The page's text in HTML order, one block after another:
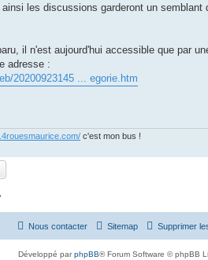
les discussions garderont un semblant
il n'est aujourd'hui accessible que par
adresse :
20200923145 ... egorie.htm
c'est mon bus !
Supprimer
Sitemap
Nous contacter
Développé parphpBB® Forum Software © phpBB